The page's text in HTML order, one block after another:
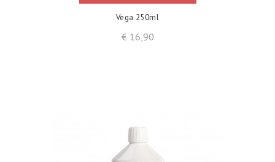
Vega 250ml
€ 16,90Prijs